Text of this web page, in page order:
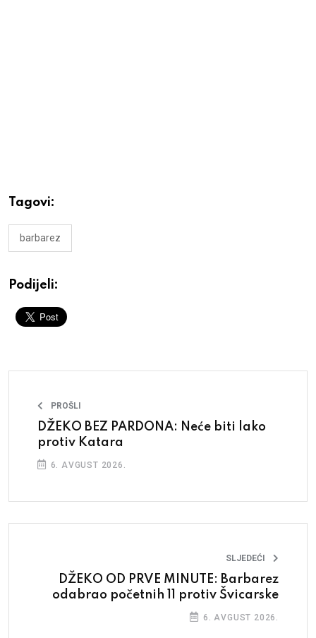
Tagovi:
barbarez
Podijeli:
PROŠLI
DŽEKO BEZ PARDONA: Neće biti lako
protiv Katara
6. AVGUST 2026.
SLJEDEĆI
DŽEKO OD PRVE MINUTE: Barbarez
odabrao početnih 11 protiv Švicarske
6. AVGUST 2026.